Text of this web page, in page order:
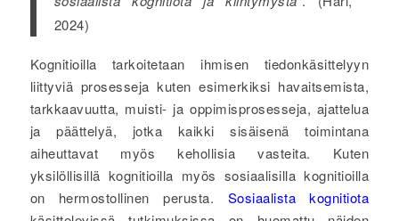
2024)
Kognitioilla tarkoitetaan ihmisen tiedonkäsittelyyn
liittyviä prosesseja kuten esimerkiksi havaitsemista,
tarkkaavuutta, muisti- ja oppimisprosesseja, ajattelua
ja päättelyä, jotka kaikki sisäisenä toimintana
aiheuttavat myös kehollisia vasteita. Kuten
yksilöllisillä kognitioilla myös sosiaalisilla kognitioilla
on hermostollinen perusta. Sosiaalista kognitiota